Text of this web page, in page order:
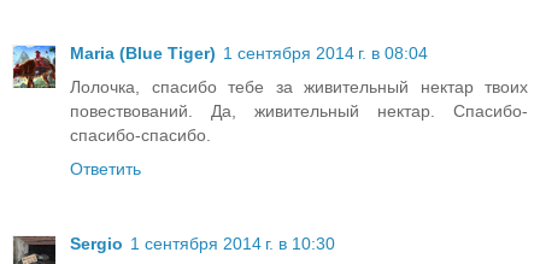
Maria (Blue Tiger) 1 сентября 2014 г. в 08:04
Лолочка, спасибо тебе за живительный нектар твоих
повествований. Да, живительный нектар. Спасибо-
спасибо-спасибо.
Ответить
Sergio 1 сентября 2014 г. в 10:30